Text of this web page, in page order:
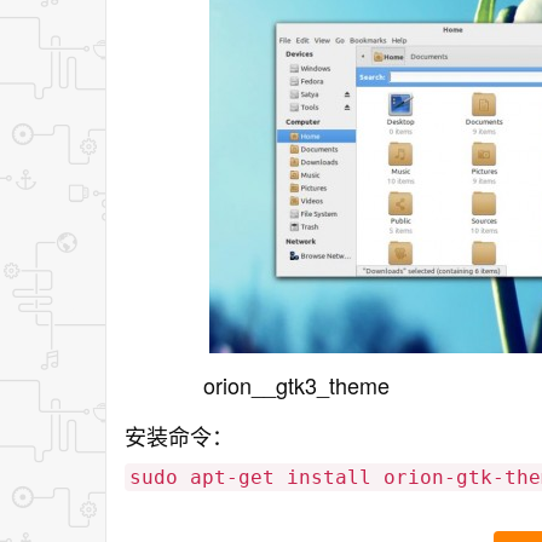
orion__gtk3_theme
安装命令：
sudo apt-get install orion-gtk-